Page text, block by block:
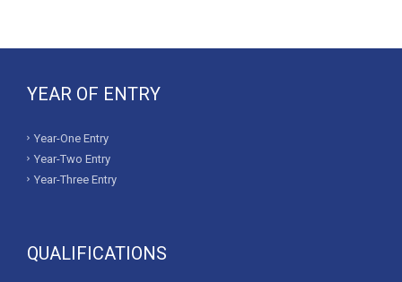
YEAR OF ENTRY
Year-One Entry
Year-Two Entry
Year-Three Entry
QUALIFICATIONS